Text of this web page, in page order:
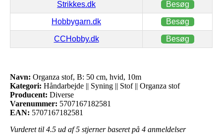
Strikkes.dk Besøg
Hobbygarn.dk Besøg
CCHobby.dk Besøg
Navn: Organza stof, B: 50 cm, hvid, 10m
Kategori: Håndarbejde || Syning || Stof || Organza stof
Producent: Diverse
Varenummer: 5707167182581
EAN: 5707167182581
Vurderet til 4.5 ud af 5 stjerner baseret på 4 anmeldelser